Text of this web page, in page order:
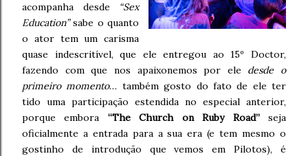
acompanha desde
“Sex
Education”sabe o quanto
o ator tem um carisma
quase indescritível, que ele entregou ao 15º Doctor,
fazendo com que nos apaixonemos por ele desde o
primeiro momento… também gosto do fato de ele ter
tido uma participação estendida no especial anterior,
porque embora “The Church on Ruby Road”seja
oficialmente a entrada para a sua era (e tem mesmo o
gostinho de introdução que vemos em Pilotos), é